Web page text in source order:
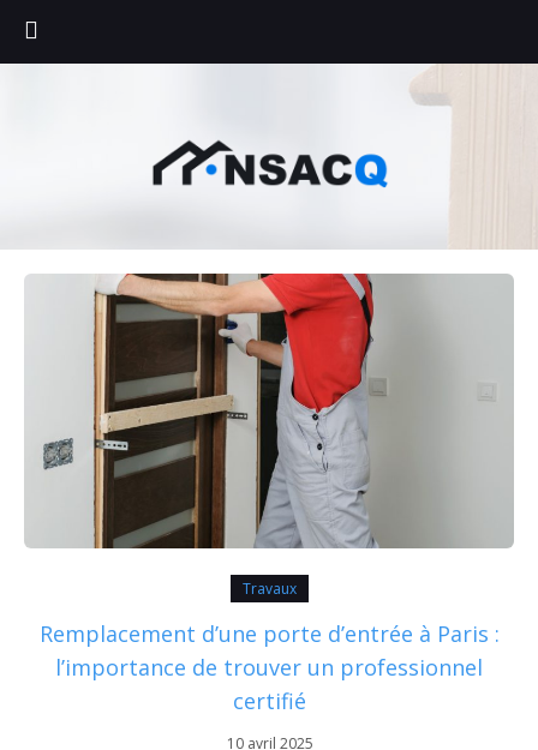
Travaux
Remplacement d’une porte d’entrée à Paris :
l’importance de trouver un professionnel
certifié
10 avril 2025